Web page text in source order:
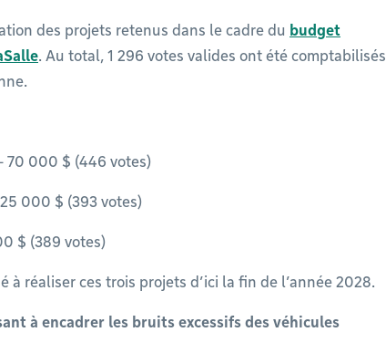
des projets retenus dans le cadre du budget
. Au total, 1 296 votes valides ont été comptabilisés
70 000 $ (446 votes)
000 $ (393 votes)
$ (389 votes)
à réaliser ces trois projets d’ici la fin de l’année 2028.
à encadrer les bruits excessifs des véhicules